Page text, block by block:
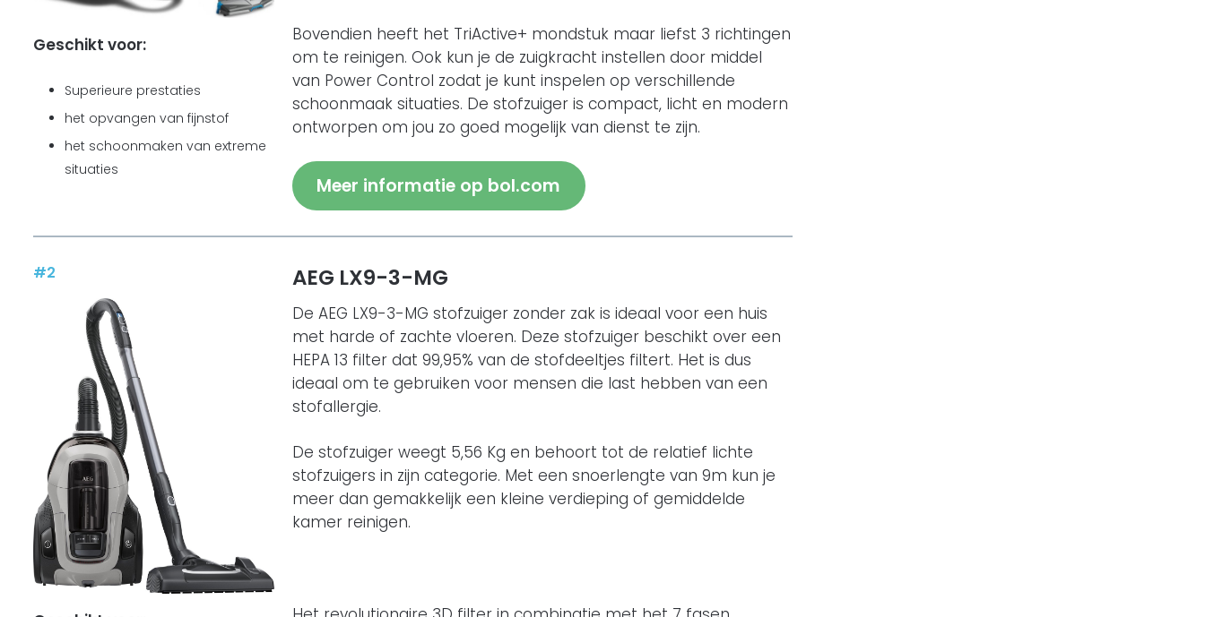
Geschikt voor:
Superieure prestaties
het opvangen van fijnstof
het schoonmaken van extreme
situaties
Bovendien heeft het TriActive+ mondstuk maar liefst 3 richtingen
om te reinigen. Ook kun je de zuigkracht instellen door middel
van Power Control zodat je kunt inspelen op verschillende
schoonmaak situaties. De stofzuiger is compact, licht en modern
ontworpen om jou zo goed mogelijk van dienst te zijn.
Meer informatie op bol.com
#2 AEG LX9-3-MG
De AEG LX9-3-MG stofzuiger zonder zak is ideaal voor een huis
met harde of zachte vloeren. Deze stofzuiger beschikt over een
HEPA 13 filter dat 99,95% van de stofdeeltjes filtert. Het is dus
ideaal om te gebruiken voor mensen die last hebben van een
stofallergie.
De stofzuiger weegt 5,56 Kg en behoort tot de relatief lichte
stofzuigers in zijn categorie. Met een snoerlengte van 9m kun je
meer dan gemakkelijk een kleine verdieping of gemiddelde
kamer reinigen.